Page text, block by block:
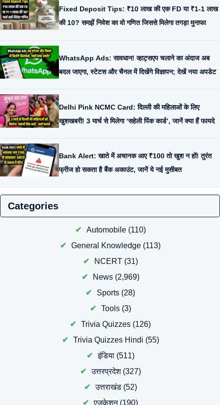
Fixed Deposit Tips: ₹10 लाख की एक FD या ₹1-1 लाख
की 10? समझें निवेश का वो गणित जिससे मिलेगा तगड़ा मुनाफा
WhatsApp Ads: सावधान! व्हाट्सएप चलाने का अंदाज अब
बदल जाएगा, स्टेटस और चैनल में दिखेंगे विज्ञापन; देखें नया अपडेट
Delhi Pink NCMC Card: दिल्ली की महिलाओं के लिए
खुशखबरी! 3 मार्च से मिलेगा ‘सहेली पिंक कार्ड’, जानें क्या हैं फायदे
Bank Alert: खाते में अचानक आए ₹100 तो खुश न हों! तुरंत
फ्रीज हो सकता है बैंक अकाउंट, जानें ये नई मुसीबत
Categories
Automobile(110)
General Knowledge (113)
NCERT (31)
News(2,969)
Sports (28)
Tools(3)
Trivia Quizzes (126)
Trivia Quizzes Hindi (55)
इंडिया(511)
उत्तरप्रदेश(327)
उत्तराखंड(52)
एजुकेशन(190)